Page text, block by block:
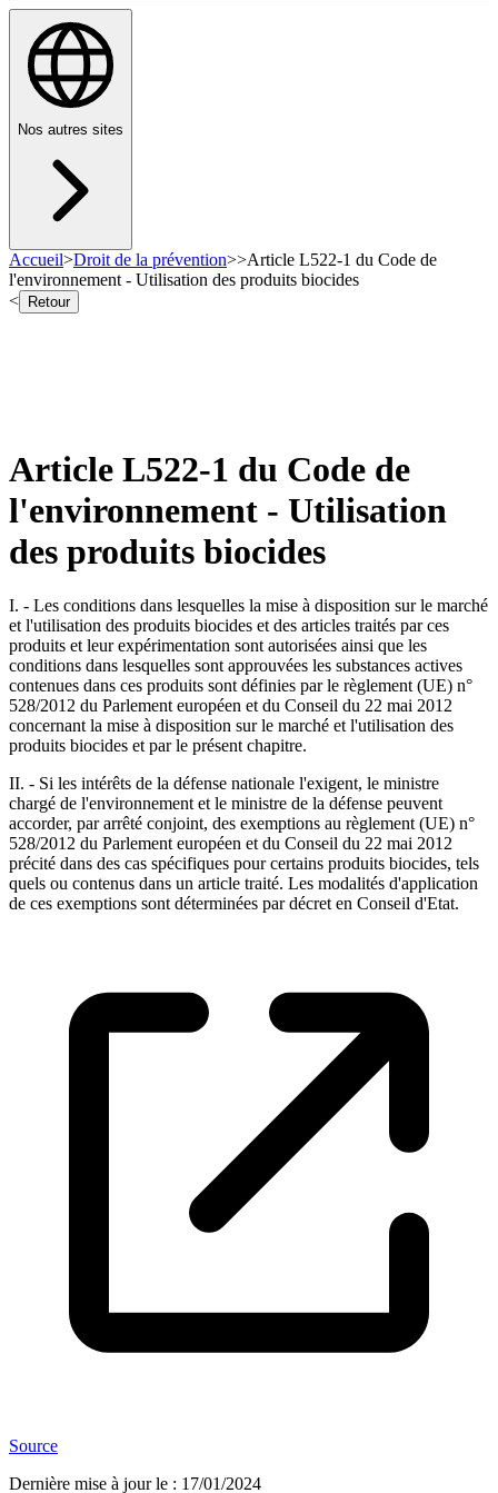
Nos autres sites
Accueil>Droit de la prévention>>Article L522-1 du Code de
l'environnement - Utilisation des produits biocides
<
Retour
Article L522-1 du Code de
l'environnement - Utilisation
des produits biocides
I. - Les conditions dans lesquelles la mise à disposition sur le marché
et l'utilisation des produits biocides et des articles traités par ces
produits et leur expérimentation sont autorisées ainsi que les
conditions dans lesquelles sont approuvées les substances actives
contenues dans ces produits sont définies par le règlement (UE) n°
528/2012 du Parlement européen et du Conseil du 22 mai 2012
concernant la mise à disposition sur le marché et l'utilisation des
produits biocides et par le présent chapitre.
II. - Si les intérêts de la défense nationale l'exigent, le ministre
chargé de l'environnement et le ministre de la défense peuvent
accorder, par arrêté conjoint, des exemptions au règlement (UE) n°
528/2012 du Parlement européen et du Conseil du 22 mai 2012
précité dans des cas spécifiques pour certains produits biocides, tels
quels ou contenus dans un article traité. Les modalités d'application
de ces exemptions sont déterminées par décret en Conseil d'Etat.
Source
Dernière mise à jour le : 17/01/2024